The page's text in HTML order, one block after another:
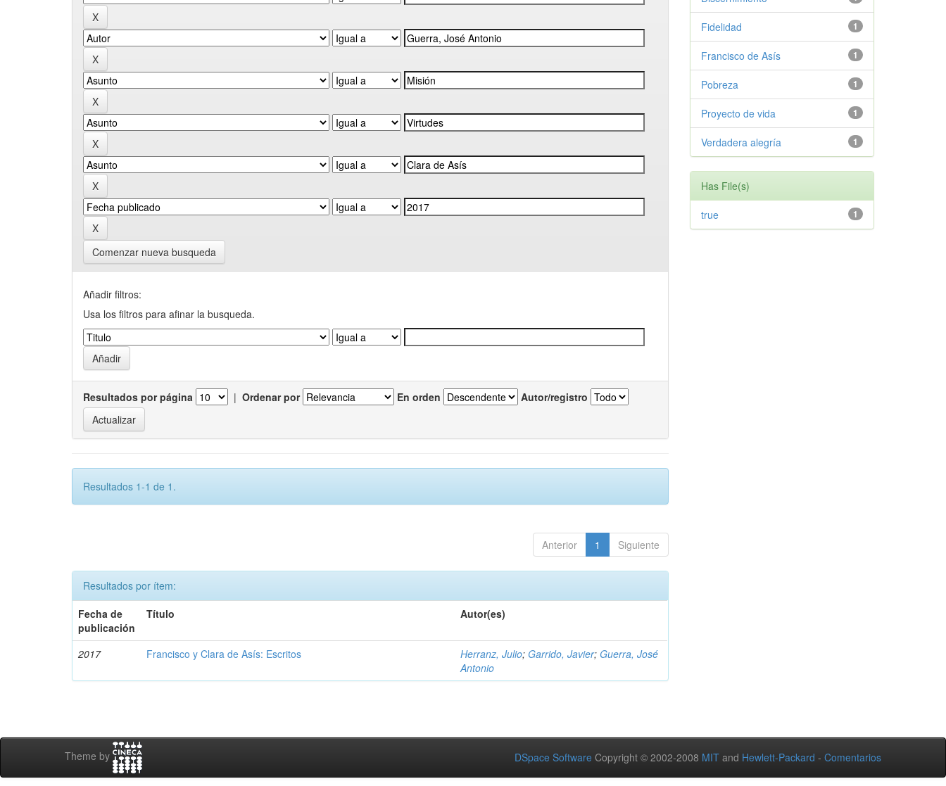
Comenzar nueva busqueda
Añadir filtros:
Usa los filtros para afinar la busqueda.
Resultados por página | Ordenar por En orden Autor/registro
Resultados 1-1 de 1.
Anterior 1 Siguiente
Resultados por ítem:
Fecha de
publicación
Título Autor(es)
2017 Francisco y Clara de Asís: Escritos Herranz, Julio; Garrido, Javier; Guerra, José
Antonio
1
Fidelidad
1
Francisco de Asís
1
Pobreza
1
Proyecto de vida
1
Verdadera alegría
Has File(s)
1
true
Theme by DSpace Software Copyright © 2002-2008 MIT and Hewlett-Packard - Comentarios